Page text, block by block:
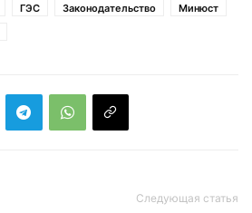
ГЭС Законодательство
Минюст
Следующая статья